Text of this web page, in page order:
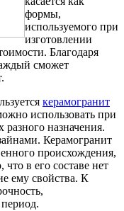
формы,
используемого при
изготовлении
Благодаря
сможет
керамогранит
использовать при
назначения.
Керамогранит
происхождения,
в его составе нет
ему свойства. К